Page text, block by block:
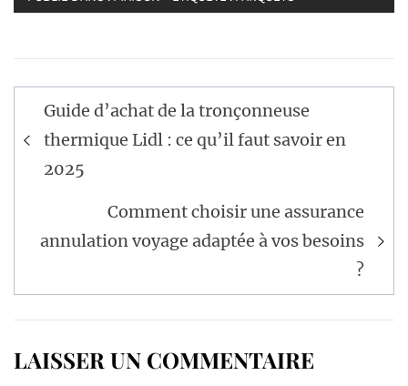
Navigation
de
l’article
Guide d’achat de la tronçonneuse
thermique Lidl : ce qu’il faut savoir en
2025
Comment choisir une assurance
annulation voyage adaptée à vos besoins
?
LAISSER UN COMMENTAIRE